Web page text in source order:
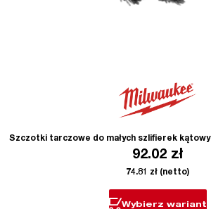
Szczotki tarczowe do małych szlifierek
92.02 zł
74.81 zł (netto)
Wybierz wariant